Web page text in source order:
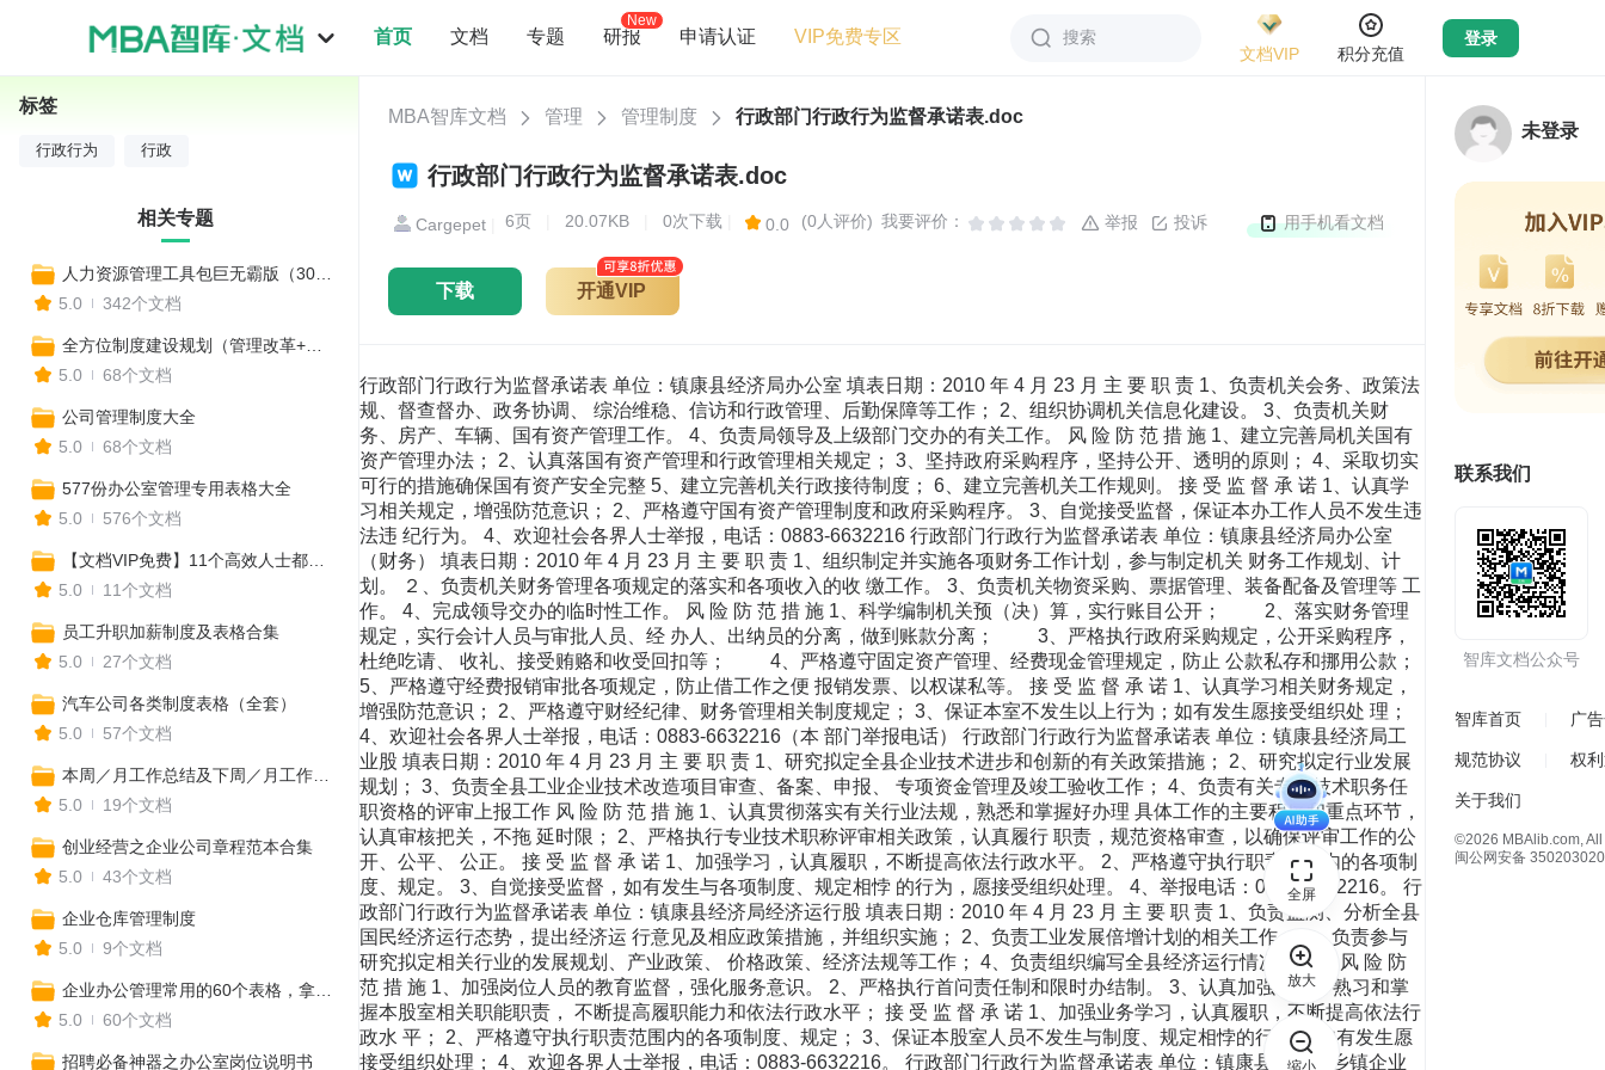
首页 文档 专题 研报
New
申请认证 VIP免费专区
搜索
文档VIP
积分充值
登录
MBA智库文档 管理 管理制度 行政部门行政行为监督承诺表.doc
行政部门行政行为监督承诺表.doc
Cargepet 6页 20.07KB 0次下载 0.0 (0人评价) 我要评价： 投诉
举报 用手机看文档
下载 开通VIP
行政部门行政行为监督承诺表 单位：镇康县经济局办公室 填表日期：2010 年 4 月 23 月 主 要 职 责 1、负责机关会务、政策法
规、督查督办、政务协调、 综治维稳、信访和行政管理、后勤保障等工作； 2、组织协调机关信息化建设。 3、负责机关财
务、房产、车辆、国有资产管理工作。 4、负责局领导及上级部门交办的有关工作。 风 险 防 范 措 施 1、建立完善局机关国有
资产管理办法； 2、认真落国有资产管理和行政管理相关规定； 3、坚持政府采购程序，坚持公开、透明的原则； 4、采取切实
可行的措施确保国有资产安全完整 5、建立完善机关行政接待制度； 6、建立完善机关工作规则。 接 受 监 督 承 诺 1、认真学
习相关规定，增强防范意识； 2、严格遵守国有资产管理制度和政府采购程序。 3、自觉接受监督，保证本办工作人员不发生违
法违 纪行为。 4、欢迎社会各界人士举报，电话：0883-6632216 行政部门行政行为监督承诺表 单位：镇康县经济局办公室
（财务） 填表日期：2010 年 4 月 23 月 主 要 职 责 1、组织制定并实施各项财务工作计划，参与制定机关 财务工作规划、计
划。 ２、负责机关财务管理各项规定的落实和各项收入的收 缴工作。 3、负责机关物资采购、票据管理、装备配备及管理等 工
作。 4、完成领导交办的临时性工作。 风 险 防 范 措 施 1、科学编制机关预（决）算，实行账目公开； 2、落实财务管理
规定，实行会计人员与审批人员、经 办人、出纳员的分离，做到账款分离； 3、严格执行政府采购规定，公开采购程序，
杜绝吃请、 收礼、接受贿赂和收受回扣等； 4、严格遵守固定资产管理、经费现金管理规定，防止 公款私存和挪用公款；
5、严格遵守经费报销审批各项规定，防止借工作之便 报销发票、以权谋私等。 接 受 监 督 承 诺 1、认真学习相关财务规定，
增强防范意识； 2、严格遵守财经纪律、财务管理相关制度规定； 3、保证本室不发生以上行为；如有发生愿接受组织处 理；
4、欢迎社会各界人士举报，电话：0883-6632216（本 部门举报电话） 行政部门行政行为监督承诺表 单位：镇康县经济局工
业股 填表日期：2010 年 4 月 23 月 主 要 职 责 1、研究拟定全县企业技术进步和创新的有关政策措施； 2、研究拟定行业发展
规划； 3、负责全县工业企业技术改造项目审查、备案、申报、 专项资金管理及竣工验收工作； 4、负责有关专业技术职务任
职资格的评审上报工作 风 险 防 范 措 施 1、认真贯彻落实有关行业法规，熟悉和掌握好办理 具体工作的主要程序和重点环节，
认真审核把关，不拖 延时限； 2、严格执行专业技术职称评审相关政策，认真履行 职责，规范资格审查，以确保评审工作的公
开、公平、 公正。 接 受 监 督 承 诺 1、加强学习，认真履职，不断提高依法行政水平。 2、严格遵守执行职责范围内的各项制
度、规定。 3、自觉接受监督，如有发生与各项制度、规定相悖 的行为，愿接受组织处理。 4、举报电话：0883-6632216。 行
政部门行政行为监督承诺表 单位：镇康县经济局经济运行股 填表日期：2010 年 4 月 23 月 主 要 职 责 1、负责监测、分析全县
国民经济运行态势，提出经济运 行意见及相应政策措施，并组织实施； 2、负责工业发展倍增计划的相关工作； 3、负责参与
研究拟定相关行业的发展规划、产业政策、 价格政策、经济法规等工作； 4、负责组织编写全县经济运行情况分析。 风 险 防
范 措 施 1、加强岗位人员的教育监督，强化服务意识。 2、严格执行首问责任制和限时办结制。 3、认真加强学习，熟习和掌
握本股室相关职能职责， 不断提高履职能力和依法行政水平； 接 受 监 督 承 诺 1、加强业务学习，认真履职，不断提高依法行
政水 平； 2、严格遵守执行职责范围内的各项制度、规定； 3、保证本股室人员不发生与制度、规定相悖的行为， 如有发生愿
接受组织处理； 4、欢迎各界人士举报，电话：0883-6632216。 行政部门行政行为监督承诺表 单位：镇康县经济局乡镇企业
标签
行政行为 行政
相关专题
5.0
342个文档
5.0
68个文档
公司管理制度大全
5.0
68个文档
577份办公室管理专用表格大全
5.0
576个文档
5.0
11个文档
员工升职加薪制度及表格合集
5.0
27个文档
汽车公司各类制度表格（全套）
5.0
57个文档
5.0
19个文档
创业经营之企业公司章程范本合集
5.0
43个文档
企业仓库管理制度
5.0
9个文档
5.0
60个文档
招聘必备神器之办公室岗位说明书
未登录
联系我们
智库文档公众号
智库首页 广
规范协议 权
关于我们
©2026 MBAlib.com,
闽公网安备
全屏
放大
缩小